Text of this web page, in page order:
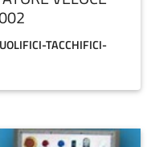
TACCHIFICI-